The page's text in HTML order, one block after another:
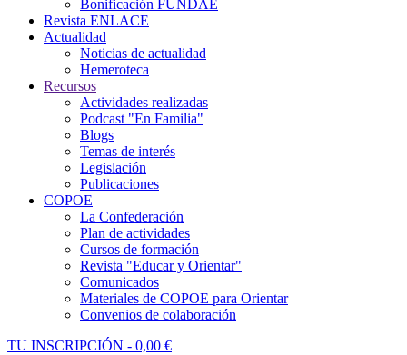
Bonificación FUNDAE
Revista ENLACE
Actualidad
Noticias de actualidad
Hemeroteca
Recursos
Actividades realizadas
Podcast "En Familia"
Blogs
Temas de interés
Legislación
Publicaciones
COPOE
La Confederación
Plan de actividades
Cursos de formación
Revista "Educar y Orientar"
Comunicados
Materiales de COPOE para Orientar
Convenios de colaboración
TU INSCRIPCIÓN - 0,00 €